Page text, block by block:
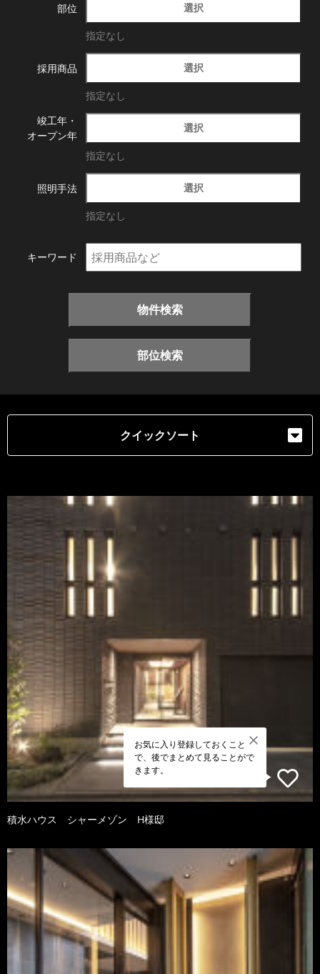
部位 選択
指定なし
採用商品 選択
指定なし
竣工年・
オープン年
選択
指定なし
照明手法 選択
指定なし
キーワード
物件検索
部位検索
クイックソート
お気に入り登録しておくこと
で、後でまとめて見ることがで
きます。
積水ハウス シャーメゾン H様邸